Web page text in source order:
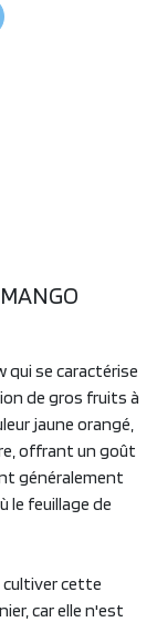
qui se caractérise
de gros fruits à
jaune orangé,
offrant un goût
généralement
le feuillage de
cultiver cette
car elle n'est